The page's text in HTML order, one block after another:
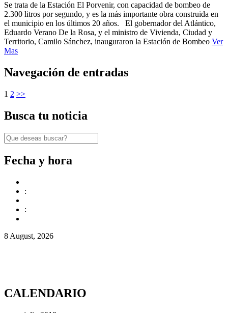
Se trata de la Estación El Porvenir, con capacidad de bombeo de
2.300 litros por segundo, y es la más importante obra construida en
el municipio en los últimos 20 años. El gobernador del Atlántico,
Eduardo Verano De la Rosa, y el ministro de Vivienda, Ciudad y
Territorio, Camilo Sánchez, inauguraron la Estación de Bombeo Ver
Mas
Navegación de entradas
1 2 >>
Busca tu noticia
Fecha y hora
:
:
8 August, 2026
CALENDARIO